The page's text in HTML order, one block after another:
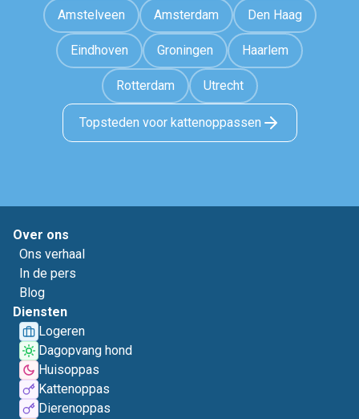
Amstelveen Amsterdam Den Haag
Eindhoven Groningen Haarlem
Rotterdam Utrecht
Topsteden voor kattenoppassen
Over ons
Ons verhaal
In de pers
Blog
Diensten
Logeren
Dagopvang hond
Huisoppas
Kattenoppas
Dierenoppas